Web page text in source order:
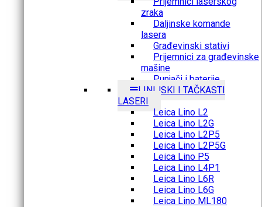
zraka
Daljinske komande
lasera
Građevinski stativi
Prijemnici za građevinske
mašine
Punjači i baterije
LINIJSKI I TAČKASTI
LASERI
Leica Lino L2
Leica Lino L2G
Leica Lino L2P5
Leica Lino L2P5G
Leica Lino P5
Leica Lino L4P1
Leica Lino L6R
Leica Lino L6G
Leica Lino ML180